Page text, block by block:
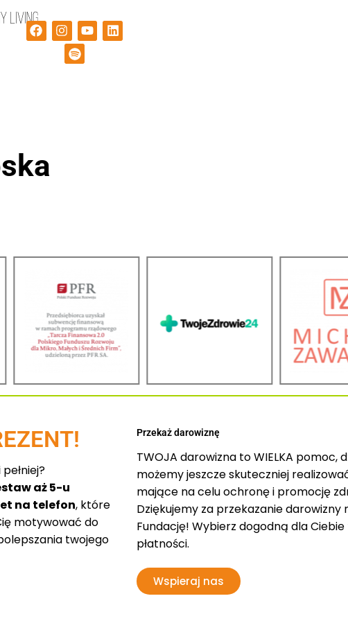
aż 5-u
na telefon, które
motywować do
twojego
Przekaż darowiznę
TWOJA darowizna to WIELKA pomoc,
możemy jeszcze skuteczniej
mające na celu ochronę i promocję
Dziękujemy za przekazanie darowizny
Fundację! Wybierz dogodną dla
płatności.
Wspieraj nas